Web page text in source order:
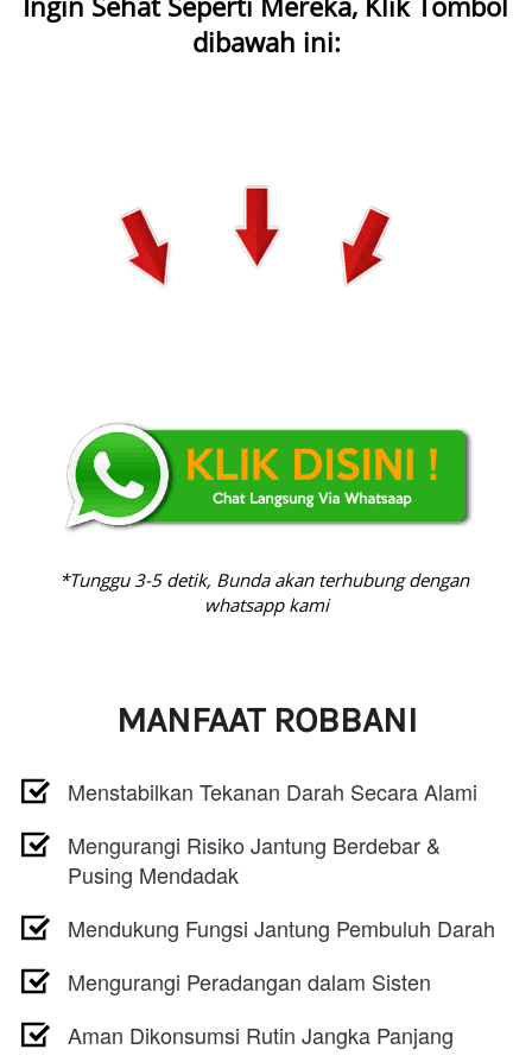
dibawah ini:
*Tunggu 3-5 detik, Bunda akan terhubung dengan
whatsapp kami
MANFAAT ROBBANI
Menstabilkan Tekanan Darah Secara Alami
Mengurangi Risiko Jantung Berdebar &
Pusing Mendadak
Mendukung Fungsi Jantung Pembuluh Darah
Mengurangi Peradangan dalam Sisten
Aman Dikonsumsi Rutin Jangka Panjang